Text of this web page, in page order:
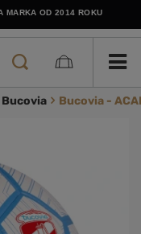
MARKA OD 2014 ROKU
Bucovia Bucovia -